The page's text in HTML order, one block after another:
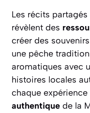
Les récits partagés
révèlent des
créer des
une pêche
aromatiques avec
histoires locales
chaque expérience
authentique de la